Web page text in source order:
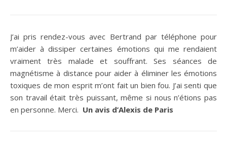
J’ai pris rendez-vous avec Bertrand par téléphone pour
m’aider à dissiper certaines émotions qui me rendaient
vraiment très malade et souffrant. Ses séances de
magnétisme à distance pour aider à éliminer les émotions
toxiques de mon esprit m’ont fait un bien fou. J’ai senti que
son travail était très puissant, même si nous n’étions pas
en personne. Merci. Un avis d’Alexis de Paris